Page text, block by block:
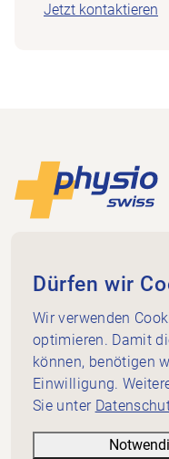
Jetzt kontaktieren
Footer
Dammweg 3
3013 Bern
+41 58 255 36 00
info@physioswiss.ch
Social
Wichtiges
Wissen
Dienstleistungen
Dürfen wir
Wir verwenden
optimieren. Damit
können, benötigen
Einwilligung.
Sie unter